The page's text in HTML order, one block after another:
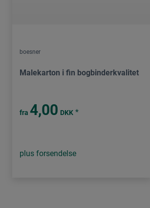
boesner
Malekarton i fin bogbinderkvalitet
fra 4,00 DKK *
plus forsendelse